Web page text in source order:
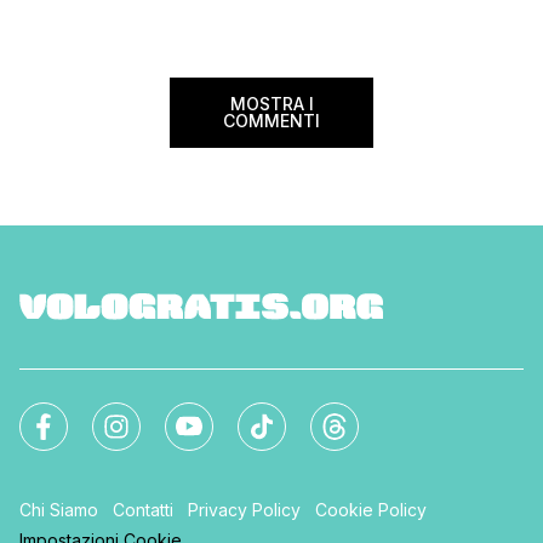
MOSTRA I
COMMENTI
Chi Siamo Contatti Privacy Policy
Cookie Policy